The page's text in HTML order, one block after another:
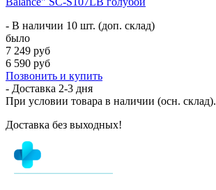
- В наличии 10 шт. (доп. склад)
было
7 249 руб
6 590 руб
Позвонить и купить
- Доставка 2-3 дня
При условии товара в наличии (осн. склад).
Доставка без выходных!